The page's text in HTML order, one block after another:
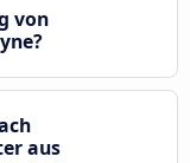
von
aus